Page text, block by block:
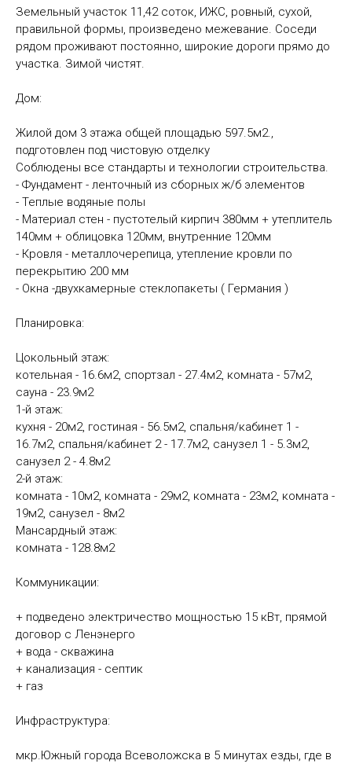
Земельный участок 11,42 соток, ИЖС, ровный, сухой,
правильной формы, произведено межевание. Соседи
рядом проживают постоянно, широкие дороги прямо до
участка. Зимой чистят.
Дом:
Жилой дом 3 этажа общей площадью 597.5м2.,
подготовлен под чистовую отделку
Соблюдены все стандарты и технологии строительства.
- Фундамент - ленточный из сборных ж/б элементов
- Теплые водяные полы
- Материал стен - пустотелый кирпич 380мм + утеплитель
140мм + облицовка 120мм, внутренние 120мм
- Кровля - металлочерепица, утепление кровли по
перекрытию 200 мм
- Окна -двухкамерные стеклопакеты ( Германия )
Планировка:
Цокольный этаж:
котельная - 16.6м2, спортзал - 27.4м2, комната - 57м2,
сауна - 23.9м2
1-й этаж:
кухня - 20м2, гостиная - 56.5м2, спальня/кабинет 1 -
16.7м2, спальня/кабинет 2 - 17.7м2, санузел 1 - 5.3м2,
санузел 2 - 4.8м2
2-й этаж:
комната - 10м2, комната - 29м2, комната - 23м2, комната -
19м2, санузел - 8м2
Мансардный этаж:
комната - 128.8м2
Коммуникации:
+ подведено электричество мощностью 15 кВт, прямой
договор с Ленэнерго
+ вода - скважина
+ канализация - септик
+ газ
Инфраструктура:
мкр.Южный города Всеволожска в 5 минутах езды, где в